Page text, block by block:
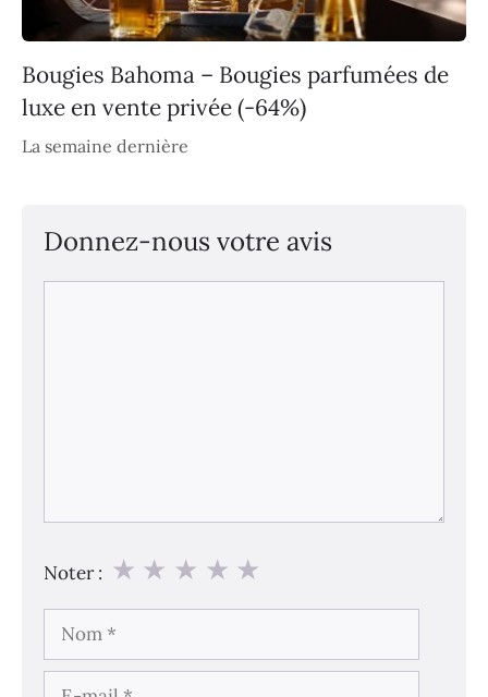
Bougies Bahoma – Bougies parfumées de
luxe en vente privée (-64%)
La semaine dernière
Donnez-nous votre avis
Noter : ★
★
★
★
★
Nom
E-